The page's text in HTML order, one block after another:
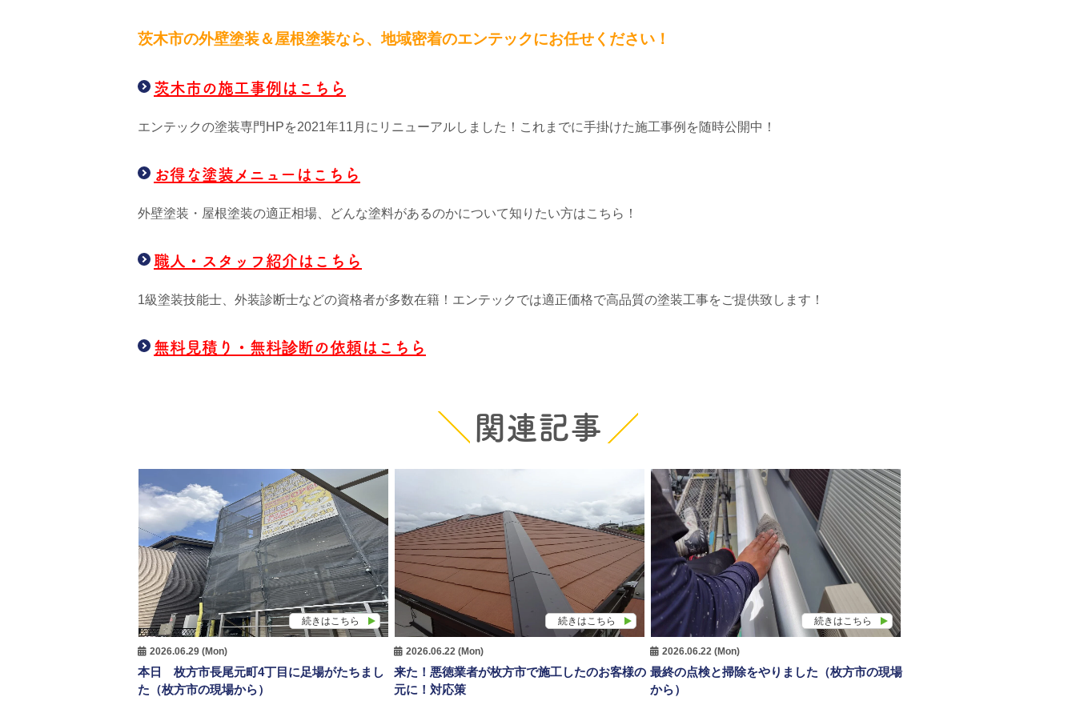
茨木市の外壁塗装＆屋根塗装なら、地域密着のエンテックにお任せください！
茨木市の施工事例はこちら
エンテックの塗装専門HPを2021年11月にリニューアルしました！これまでに手掛けた施工事例を随時公開中！
お得な塗装メニューはこちら
外壁塗装・屋根塗装の適正相場、どんな塗料があるのかについて知りたい方はこちら！
職人・スタッフ紹介はこちら
1級塗装技能士、外装診断士などの資格者が多数在籍！エンテックでは適正価格で高品質の塗装工事をご提供致します！
無料見積り・無料診断の依頼はこちら
関連記事
続きはこちら
2026.06.29 (Mon)
本日 枚方市長尾元町4丁目に足場がたちまし
た（枚方市の現場から）
続きはこちら
2026.06.22 (Mon)
来た！悪徳業者が枚方市で施工したのお客様の
元に！対応策
続きはこちら
2026.06.22 (Mon)
最終の点検と掃除をやりました（枚方市の現場
から）